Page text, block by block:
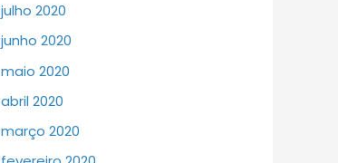
julho 2020
junho 2020
maio 2020
abril 2020
março 2020